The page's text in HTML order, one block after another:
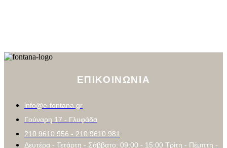
ΕΠΙΚΟΙΝΩΝΙΑ
info@e-fontana.gr
Γούναρη 17 - Γλυφάδα
210 9610 956 - 210 9610 981
Δευτέρα - Τετάρτη - Σάββατο: 09:00 - 15:00 Τρίτη - Πέμπτη -